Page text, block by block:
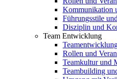
Kommunikation
Führungsstile
Disziplin und
Team Entwicklung
Rollen und
Teamkultur und
Teambuilding